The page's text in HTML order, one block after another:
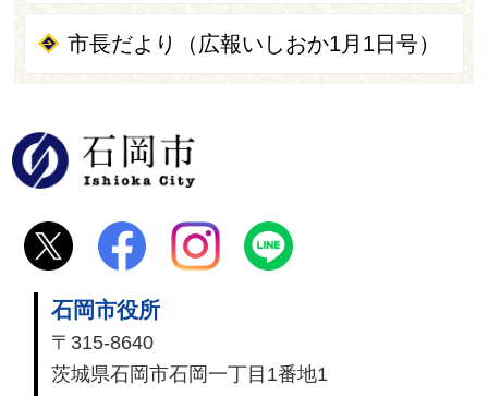
市長だより（広報いしおか1月1日号）
石岡市役所
〒315-8640
茨城県石岡市石岡一丁目1番地1